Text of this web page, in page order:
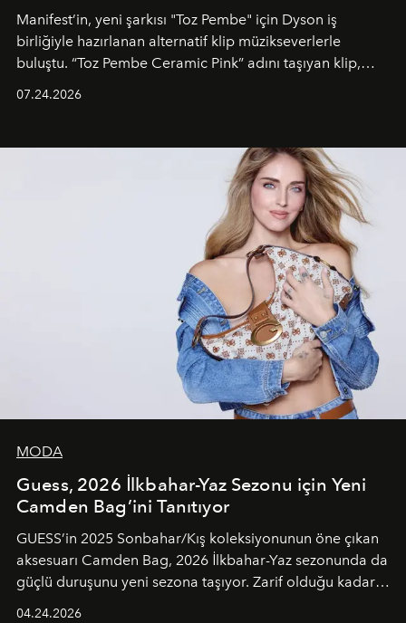
Manifest’in, yeni şarkısı "Toz Pembe" için Dyson iş
birliğiyle hazırlanan alternatif klip müzikseverlerle
buluştu. “Toz Pembe Ceramic Pink” adını taşıyan klip,
unsurlarından biri olarak öne çıkıyor.
07.24.2026
MODA
Guess, 2026 İlkbahar-Yaz Sezonu için Yeni
Camden Bag’ini Tanıtıyor
GUESS’in 2025 Sonbahar/Kış koleksiyonunun öne çıkan
aksesuarı Camden Bag, 2026 İlkbahar-Yaz sezonunda da
güçlü duruşunu yeni sezona taşıyor. Zarif olduğu kadar
04.24.2026